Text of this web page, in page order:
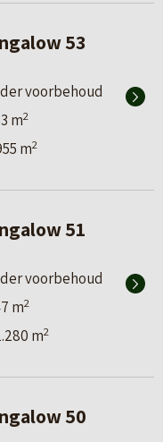
53
voorbehoud
m2
m2
51
voorbehoud
m2
m2
50